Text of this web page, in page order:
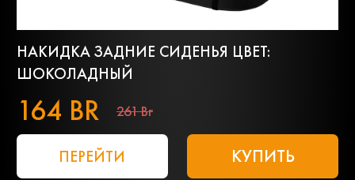
НАКИДКА ЗАДНИЕ СИДЕНЬЯ ЦВЕТ:
ШОКОЛАДНЫЙ
164 BR 261 Br
ПЕРЕЙТИ КУПИТЬ